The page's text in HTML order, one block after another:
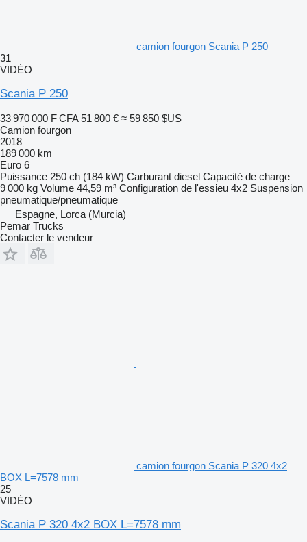
camion fourgon Scania P 250
31
VIDÉO
Scania P 250
33 970 000 F CFA 51 800 € ≈ 59 850 $US
Camion fourgon
2018
189 000 km
Euro 6
Puissance 250 ch (184 kW) Carburant diesel Capacité de charge
9 000 kg Volume 44,59 m³ Configuration de l'essieu 4x2 Suspension
pneumatique/pneumatique
Espagne, Lorca (Murcia)
Pemar Trucks
Contacter le vendeur
camion fourgon Scania P 320 4x2
BOX L=7578 mm
25
VIDÉO
Scania P 320 4x2 BOX L=7578 mm